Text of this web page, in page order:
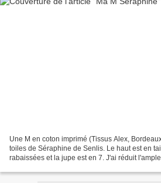
Une M en coton imprimé (Tissus Alex,
toiles de Séraphine de Senlis. Le haut est en
rabaissées et la jupe est en 7. J'ai réduit